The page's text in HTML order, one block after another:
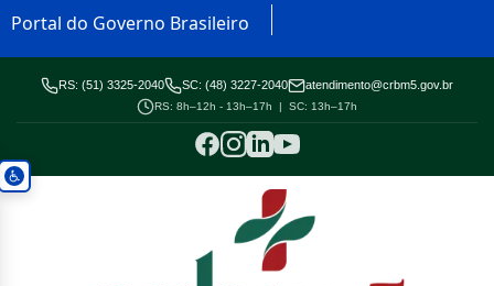
Portal do Governo Brasileiro
RS: (51) 3325-2040 SC: (48) 3227-2040 atendimento@crbm5.gov.br
RS: 8h–12h - 13h–17h | SC: 13h–17h